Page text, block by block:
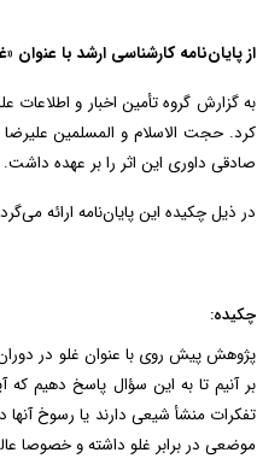
از پایان‌نامه کارشناسی ارشد با
به گزارش گروه تأمین اخبار و
کرد. حجت الاسلام و المسلمین علیرضا
صادقی داوری این اثر را بر عهده داشت.
در ذیل چکیده این پایان‌نامه ارائه
چکیده:
پژوهش پیش روی با عنوان غلو در
بر آنیم تا به این سؤال پاسخ دهیم که
تفکرات منشأ شیعی دارند یا رسوخ
موضعی در برابر غلو داشته و خصوصا